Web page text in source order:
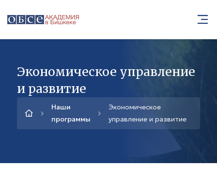
Экономическое управление
и развитие
Наши
программы
Экономическое
управление и развитие